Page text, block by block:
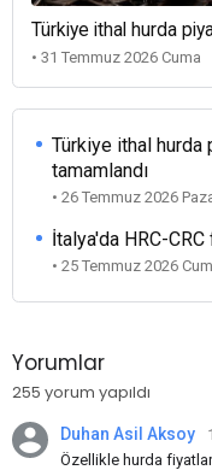
Türkiye ithal hurda
• 31 Temmuz 2026 Cuma
Türkiye ithal hurda
tamamlandı
• 26 Temmuz 2026
İtalya'da HRC-CRC
• 25 Temmuz 2026
Yorumlar
255 yorum yapıldı
Duhan Asil Aksoy
Özellikle hurda